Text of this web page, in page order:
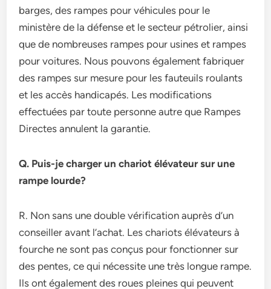
barges, des rampes pour véhicules pour le
ministère de la défense et le secteur pétrolier, ainsi
que de nombreuses rampes pour usines et rampes
pour voitures. Nous pouvons également fabriquer
des rampes sur mesure pour les fauteuils roulants
et les accès handicapés. Les modifications
effectuées par toute personne autre que Rampes
Directes annulent la garantie.
Q. Puis-je charger un chariot élévateur sur une
rampe lourde?
R. Non sans une double vérification auprès d’un
conseiller avant l’achat. Les chariots élévateurs à
fourche ne sont pas conçus pour fonctionner sur
des pentes, ce qui nécessite une très longue rampe.
Ils ont également des roues pleines qui peuvent